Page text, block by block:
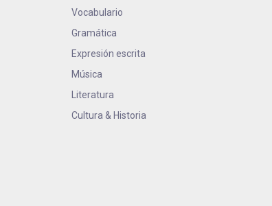
Vocabulario
Gramática
Expresión escrita
Música
Literatura
Cultura & Historia